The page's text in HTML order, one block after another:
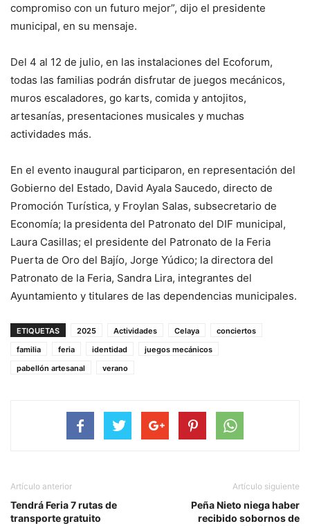
compromiso con un futuro mejor”, dijo el presidente
municipal, en su mensaje.
Del 4 al 12 de julio, en las instalaciones del Ecoforum,
todas las familias podrán disfrutar de juegos mecánicos,
muros escaladores, go karts, comida y antojitos,
artesanías, presentaciones musicales y muchas
actividades más.
En el evento inaugural participaron, en representación del
Gobierno del Estado, David Ayala Saucedo, directo de
Promoción Turística, y Froylan Salas, subsecretario de
Economía; la presidenta del Patronato del DIF municipal,
Laura Casillas; el presidente del Patronato de la Feria
Puerta de Oro del Bajío, Jorge Yúdico; la directora del
Patronato de la Feria, Sandra Lira, integrantes del
Ayuntamiento y titulares de las dependencias municipales.
ETIQUETAS 2025 Actividades Celaya
conciertos
familia
feria identidad
juegos mecánicos
pabellón artesanal
verano
Artículo anterior
Tendrá Feria 7 rutas de
transporte gratuito
Artículo siguiente
Peña Nieto niega haber
recibido sobornos de